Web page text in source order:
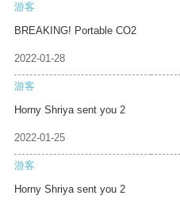
游客
BREAKING! Portable CO2
2022-01-28
游客
Horny Shriya sent you 2
2022-01-25
游客
Horny Shriya sent you 2